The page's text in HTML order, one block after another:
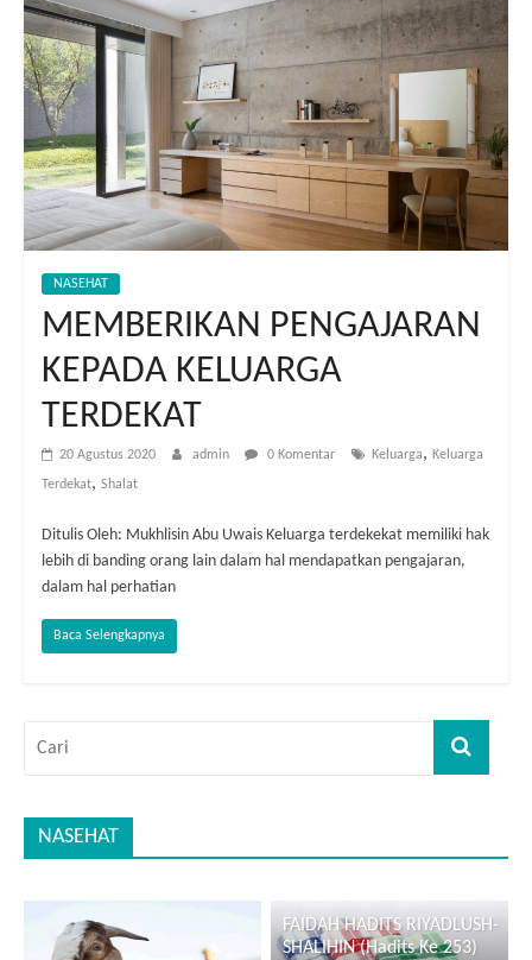
NASEHAT
MEMBERIKAN PENGAJARAN
KEPADA KELUARGA
TERDEKAT
20 Agustus 2020 admin 0 Komentar Keluarga, Keluarga
Terdekat, Shalat
Ditulis Oleh: Mukhlisin Abu Uwais Keluarga terdekekat memiliki hak
lebih di banding orang lain dalam hal mendapatkan pengajaran,
dalam hal perhatian
Baca Selengkapnya
NASEHAT
FAIDAH HADITS RIYADLUSH-
SHALIHIN (Hadits Ke 253)